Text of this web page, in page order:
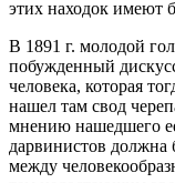
этих находок имеют
В 1891 г. молодой
побужденный
человека, которая
нашел там свод
мнению нашедшего
дарвинистов
между